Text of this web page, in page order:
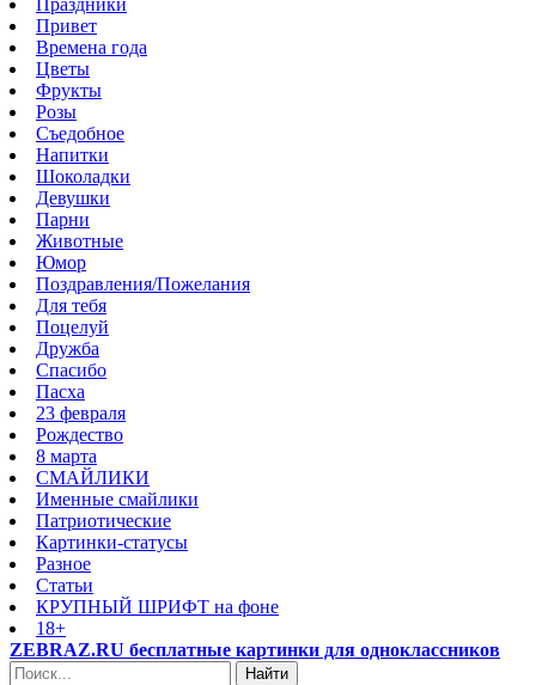
Праздники
Привет
Времена года
Цветы
Фрукты
Розы
Съедобное
Напитки
Шоколадки
Девушки
Парни
Животные
Юмор
Поздравления/Пожелания
Для тебя
Поцелуй
Дружба
Спасибо
Пасха
23 февраля
Рождество
8 марта
СМАЙЛИКИ
Именные смайлики
Патриотические
Картинки-статусы
Разное
Cтатьи
КРУПНЫЙ ШРИФТ на фоне
18+
ZEBRAZ.RU бесплатные картинки для одноклассников
Найти